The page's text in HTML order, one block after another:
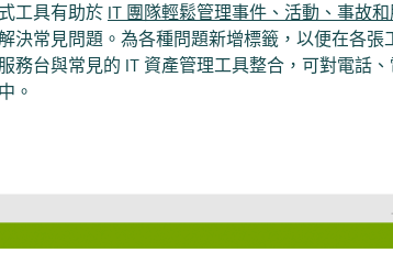
工具有助於 IT 團隊輕鬆管理事件、活動、事故
決常見問題。為各種問題新增標籤，以便在各張
務台與常見的 IT 資產管理工具整合，可對電話
。